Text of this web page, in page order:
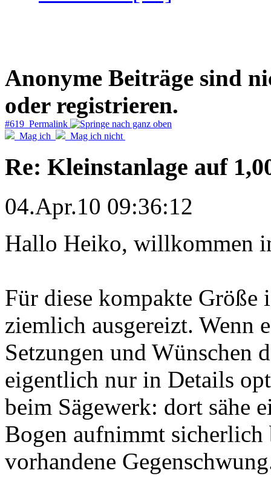
Anonyme Beiträge sind
oder registrieren.
#619 Permalink
Mag ich
Mag ich nicht
Re: Kleinstanlage auf
04.Apr.10 09:36:12
Hallo Heiko, willkommen
Für diese kompakte Größe
ziemlich ausgereizt. Wenn
Setzungen und Wünschen
eigentlich nur in Details
beim Sägewerk: dort sähe
Bogen aufnimmt sicherlich
vorhandene